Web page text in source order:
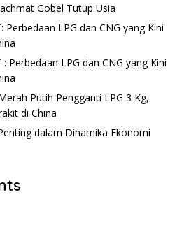
Gobel Tutup Usia
Perbedaan LPG dan CNG yang Kini
Perbedaan LPG dan CNG yang Kini
Putih Pengganti LPG 3 Kg,
di China
dalam Dinamika Ekonomi